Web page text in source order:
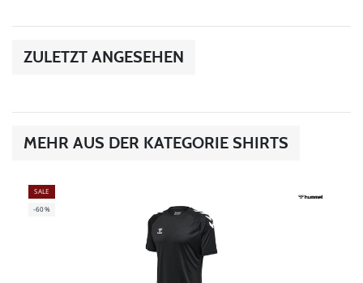
ZULETZT ANGESEHEN
MEHR AUS DER KATEGORIE SHIRTS
SALE
-60%